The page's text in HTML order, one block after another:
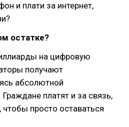
и плати за интернет,
остатке?
на цифровую
получают
абсолютной
платят и за связь,
чтобы просто оставаться